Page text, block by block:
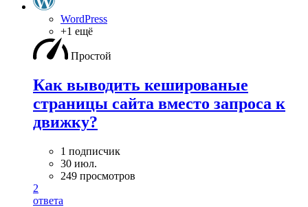
WordPress
+1 ещё
Простой
Как выводить кешированые
страницы сайта вместо запроса к
движку?
1 подписчик
30 июл.
249 просмотров
2
ответа